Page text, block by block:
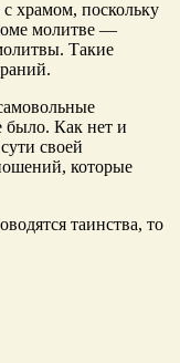
храмом, поскольку
молитве —
Такие
было. Как нет и
своей
которые
таинства, то